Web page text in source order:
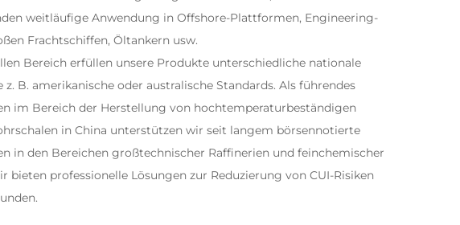
weitläufige Anwendung in Offshore-Plattformen, Engineering-
Frachtschiffen, Öltankern usw.
Bereich erfüllen unsere Produkte unterschiedliche nationale
z. B. amerikanische oder australische Standards. Als führendes
im Bereich der Herstellung von hochtemperaturbeständigen
in China unterstützen wir seit langem börsennotierte
in den Bereichen großtechnischer Raffinerien und feinchemischer
bieten professionelle Lösungen zur Reduzierung von CUI-Risiken